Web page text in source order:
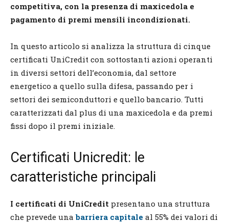
competitiva, con la presenza di maxicedola e
pagamento di premi mensili incondizionati.
In questo articolo si analizza la struttura di cinque
certificati UniCredit con sottostanti azioni operanti
in diversi settori dell’economia, dal settore
energetico a quello sulla difesa, passando per i
settori dei semiconduttori e quello bancario. Tutti
caratterizzati dal plus di una maxicedola e da premi
fissi dopo il premi iniziale.
Certificati Unicredit: le
caratteristiche principali
I certificati di UniCredit presentano una struttura
che prevede una barriera capitale al 55% dei valori di